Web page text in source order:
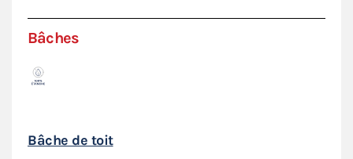
Bâches
Bâche de toit